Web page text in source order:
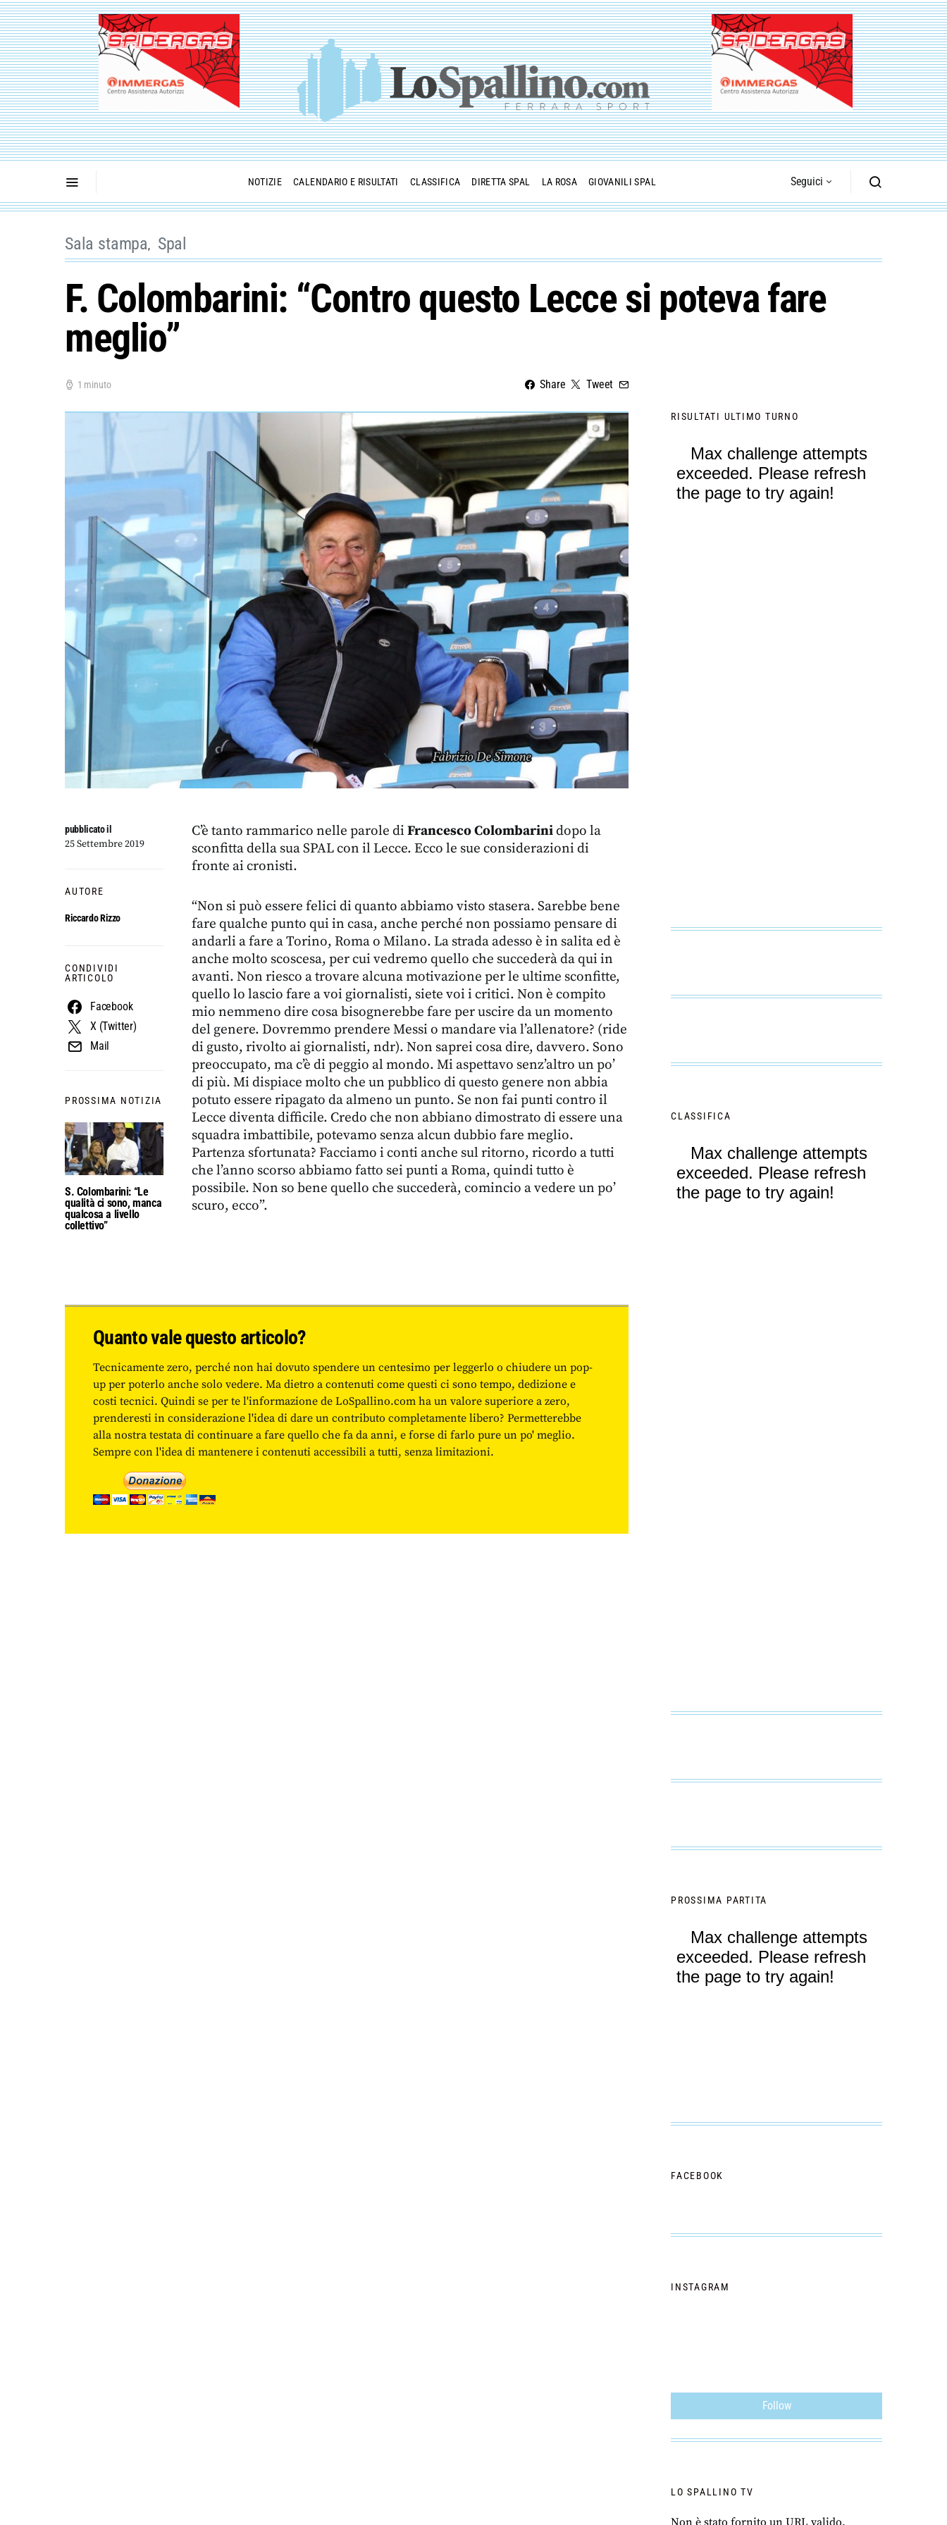
NOTIZIE CALENDARIO E RISULTATI CLASSIFICA DIRETTA SPAL LA ROSA GIOVANILI SPAL Seguici
Sala stampa Spal
F. Colombarini: “Contro questo Lecce si poteva fare
meglio”
1 minuto Share Tweet
PROSSIMA NOTIZIA
S. Colombarini: “Le
qualità ci sono, manca
qualcosa a livello
collettivo”
pubblicato il
25 Settembre 2019
AUTORE
Riccardo Rizzo
CONDIVIDI
ARTICOLO
Facebook
X (Twitter)
Mail
C’è tanto rammarico nelle parole di Francesco Colombarinidopo la
sconfitta della sua SPAL con il Lecce. Ecco le sue considerazioni di
fronte ai cronisti.
“Non si può essere felici di quanto abbiamo visto stasera. Sarebbe bene
fare qualche punto qui in casa, anche perché non possiamo pensare di
andarli a fare a Torino, Roma o Milano. La strada adesso è in salita ed è
anche molto scoscesa, per cui vedremo quello che succederà da qui in
avanti. Non riesco a trovare alcuna motivazione per le ultime sconfitte,
quello lo lascio fare a voi giornalisti, siete voi i critici. Non è compito
mio nemmeno dire cosa bisognerebbe fare per uscire da un momento
del genere. Dovremmo prendere Messi o mandare via l’allenatore? (ride
di gusto, rivolto ai giornalisti, ndr). Non saprei cosa dire, davvero. Sono
preoccupato, ma c’è di peggio al mondo. Mi aspettavo senz’altro un po’
di più. Mi dispiace molto che un pubblico di questo genere non abbia
potuto essere ripagato da almeno un punto. Se non fai punti contro il
Lecce diventa difficile. Credo che non abbiano dimostrato di essere una
squadra imbattibile, potevamo senza alcun dubbio fare meglio.
Partenza sfortunata? Facciamo i conti anche sul ritorno, ricordo a tutti
che l’anno scorso abbiamo fatto sei punti a Roma, quindi tutto è
possibile. Non so bene quello che succederà, comincio a vedere un po’
scuro, ecco”.
Quanto vale questo articolo?
Tecnicamente zero, perché non hai dovuto spendere un centesimo per leggerlo o chiudere un pop-
up per poterlo anche solo vedere. Ma dietro a contenuti come questi ci sono tempo, dedizione e
costi tecnici. Quindi se per te l'informazione de LoSpallino.com ha un valore superiore a zero,
prenderesti in considerazione l'idea di dare un contributo completamente libero? Permetterebbe
alla nostra testata di continuare a fare quello che fa da anni, e forse di farlo pure un po' meglio.
Sempre con l'idea di mantenere i contenuti accessibili a tutti, senza limitazioni.
RISULTATI ULTIMO TURNO
CLASSIFICA
PROSSIMA PARTITA
FACEBOOK
INSTAGRAM
Follow
LO SPALLINO TV